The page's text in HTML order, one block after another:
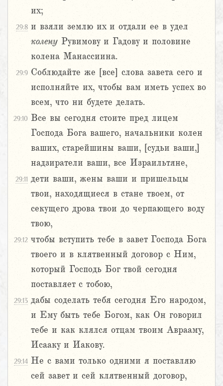
их;
29:8 и взяли землю их и отдали ее в удел
колену Рувимову и Гадову и половине
колена Манассиина.
29:9 Соблюдайте же [все] слова завета сего и
исполняйте их, чтобы вам иметь успех во
всем, что ни будете делать.
29:10 Все вы сегодня стоите пред лицем
Господа Бога вашего, начальники колен
ваших, старейшины ваши, [судьи ваши,]
надзиратели ваши, все Израильтяне,
29:11 дети ваши, жены ваши и пришельцы
твои, находящиеся в стане твоем, от
секущего дрова твои до черпающего воду
твою,
29:12 чтобы вступить тебе в завет Господа Бога
твоего и в клятвенный договор с Ним,
который Господь Бог твой сегодня
поставляет с тобою,
29:13 дабы соделать тебя сегодня Его народом,
и Ему быть тебе Богом, как Он говорил
тебе и как клялся отцам твоим Аврааму,
Исааку и Иакову.
29:14 Не с вами только одними я поставляю
сей завет и сей клятвенный договор,